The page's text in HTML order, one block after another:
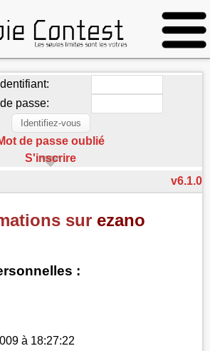
Identifiant:
passe:
de passe oublié
S'inscrire
v6.1.0
sur ezano
:
à 18:27:22